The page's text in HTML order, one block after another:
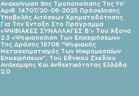
Ανακοίνωση 9ης Τροποποίησης Της Υπ’
Αριθ. 14707/20-06-2025 Πρόσκλησης
Υποβολής Αιτήσεων Χρηματοδότησης
Για Την Ένταξη Στο Πρόγραμμα
«ΨΗΦΙΑΚΕΣ ΣΥΝΑΛΛΑΓΕΣ Β’» Του Άξονα
2.3 «Ψηφιοποίηση Των Επιχειρήσεων»
Της Δράσης 16706 “Ψηφιακός
Μετασχηματισμός Των Μικρομεσαίων
Επιχειρήσεων”, Του Εθνικού Σχεδίου
Ανάκαμψης Και Ανθεκτικότητας Ελλάδα
2.0